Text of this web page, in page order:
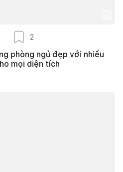
2
phòng ngủ đẹp với nhiều
mọi diện tích